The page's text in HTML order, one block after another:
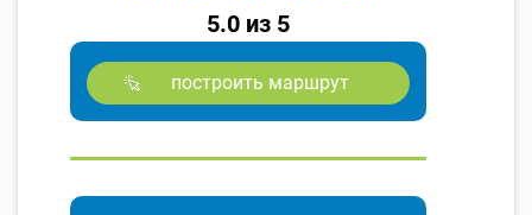
5.0 из 5
построить маршрут